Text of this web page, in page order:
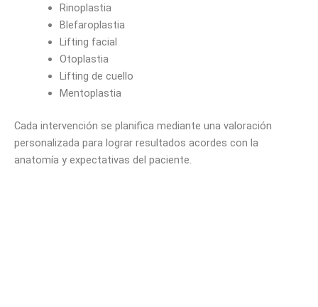
Rinoplastia
Blefaroplastia
Lifting facial
Otoplastia
Lifting de cuello
Mentoplastia
Cada intervención se planifica mediante una valoración
personalizada para lograr resultados acordes con la
anatomía y expectativas del paciente.